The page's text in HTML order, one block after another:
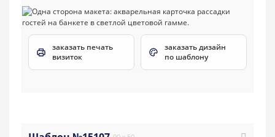
заказать печать
визиток
заказать дизайн
по шаблону